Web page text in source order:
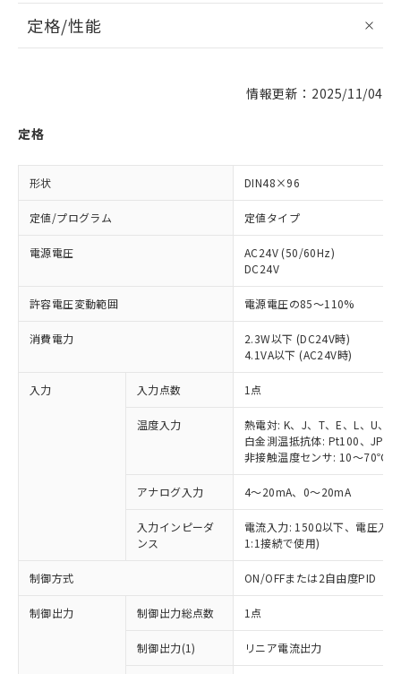
定格/性能
情報更新：2025/11/04
定格
形状 DIN48×96
定値/プログラム 定値タイプ
電源電圧
AC24V (50/60Hz)
DC24V
許容電圧変動範囲 電源電圧の85～110%
消費電力
2.3W以下 (DC24V時)
4.1VA以下 (AC24V時)
入力 入力点数 1点
温度入力
熱電対: K、J、T、E、L、U、
白金測温抵抗体: Pt100、
非接触温度センサ: 10～70℃
アナログ入力 4～20mA、0～20mA
入力インピーダ
ンス
電流入力: 150Ω以下、電圧入
1:1接続で使用)
制御方式 ON/OFFまたは2自由度PID（
制御出力 制御出力総点数 1点
制御出力(1) リニア電流出力